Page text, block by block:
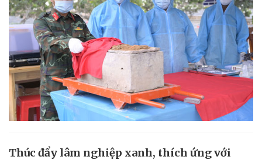
Thúc đẩy lâm nghiệp xanh, thích ứng với